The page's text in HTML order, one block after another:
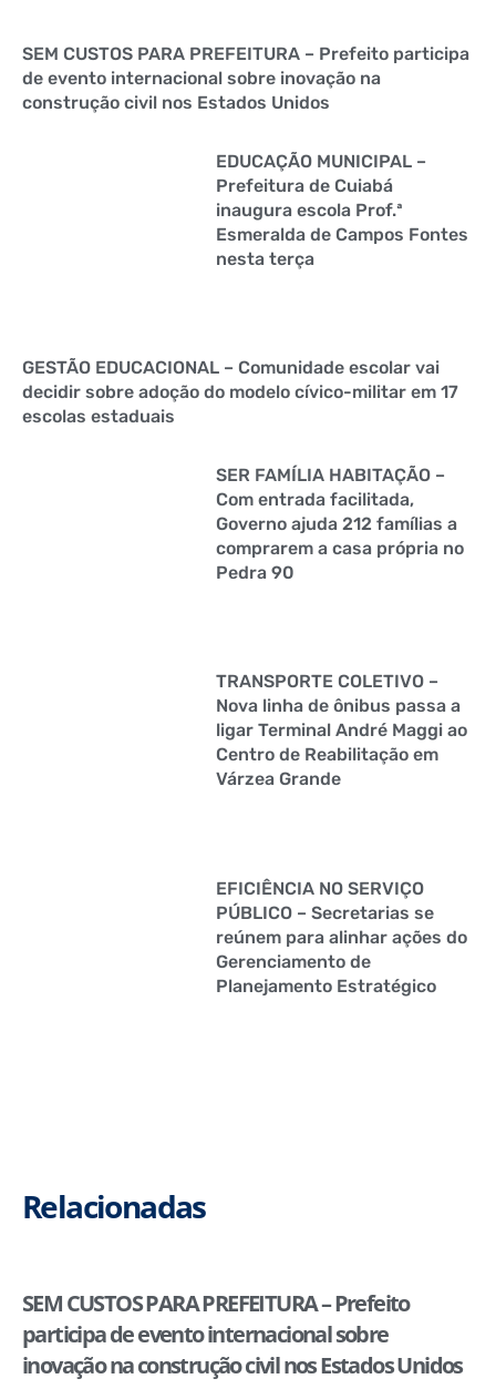
SEM CUSTOS PARA PREFEITURA – Prefeito participa
de evento internacional sobre inovação na
construção civil nos Estados Unidos
EDUCAÇÃO MUNICIPAL –
Prefeitura de Cuiabá
inaugura escola Prof.ª
Esmeralda de Campos Fontes
nesta terça
GESTÃO EDUCACIONAL – Comunidade escolar vai
decidir sobre adoção do modelo cívico-militar em 17
escolas estaduais
SER FAMÍLIA HABITAÇÃO –
Com entrada facilitada,
Governo ajuda 212 famílias a
comprarem a casa própria no
Pedra 90
TRANSPORTE COLETIVO –
Nova linha de ônibus passa a
ligar Terminal André Maggi ao
Centro de Reabilitação em
Várzea Grande
EFICIÊNCIA NO SERVIÇO
PÚBLICO – Secretarias se
reúnem para alinhar ações do
Gerenciamento de
Planejamento Estratégico
Relacionadas
SEM CUSTOS PARA PREFEITURA – Prefeito
participa de evento internacional sobre
inovação na construção civil nos Estados Unidos